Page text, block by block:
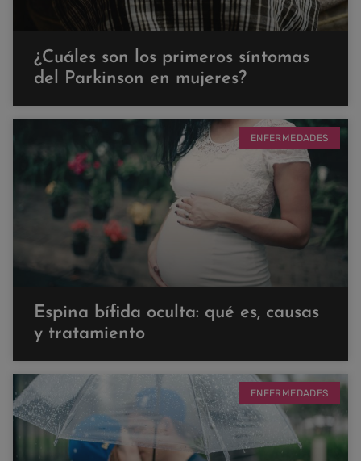
¿Cuáles son los primeros síntomas
del Parkinson en mujeres?
ENFERMEDADES
Espina bífida oculta: qué es, causas
y tratamiento
ENFERMEDADES